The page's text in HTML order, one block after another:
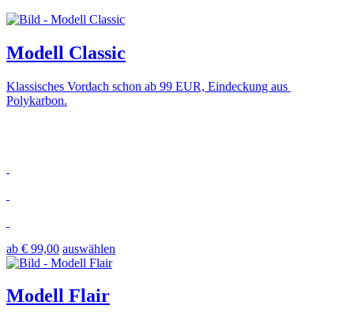
Modell Classic
Klassisches Vordach schon ab 99 EUR, Eindeckung aus
Polykarbon.
ab € 99,00 auswählen
Modell Flair